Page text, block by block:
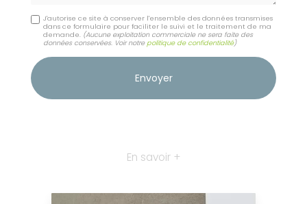
J'autorise ce site à conserver l'ensemble des données transmises
dans ce formulaire pour faciliter le suivi et le traitement de ma
demande. (Aucune exploitation commerciale ne sera faite des
données conservées. Voir notrepolitique de confidentialité)
En savoir +